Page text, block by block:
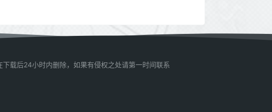
载后24小时内删除，如果有侵权之处请第一时间联系